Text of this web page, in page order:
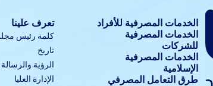
الخدمات المصرفية للأفراد
الخدمات المصرفية
للشركات
الخدمات المصرفية
الإسلامية
طرق التعامل المصرفي
تعرف علينا
كلمة رئيس
تاريخ
الرؤية والرسالة
الإدارة العليا